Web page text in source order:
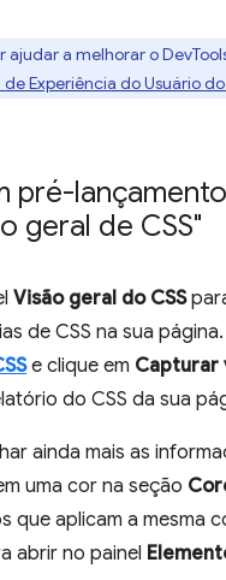
ajudar a melhorar o
de Experiência do Usuário
pré-
geral de CSS"
Visão geral do CSS
de CSS na sua página.
e clique em Capturar
do CSS da sua
ainda mais as
uma cor na seção
que aplicam a mesma
abrir no painel